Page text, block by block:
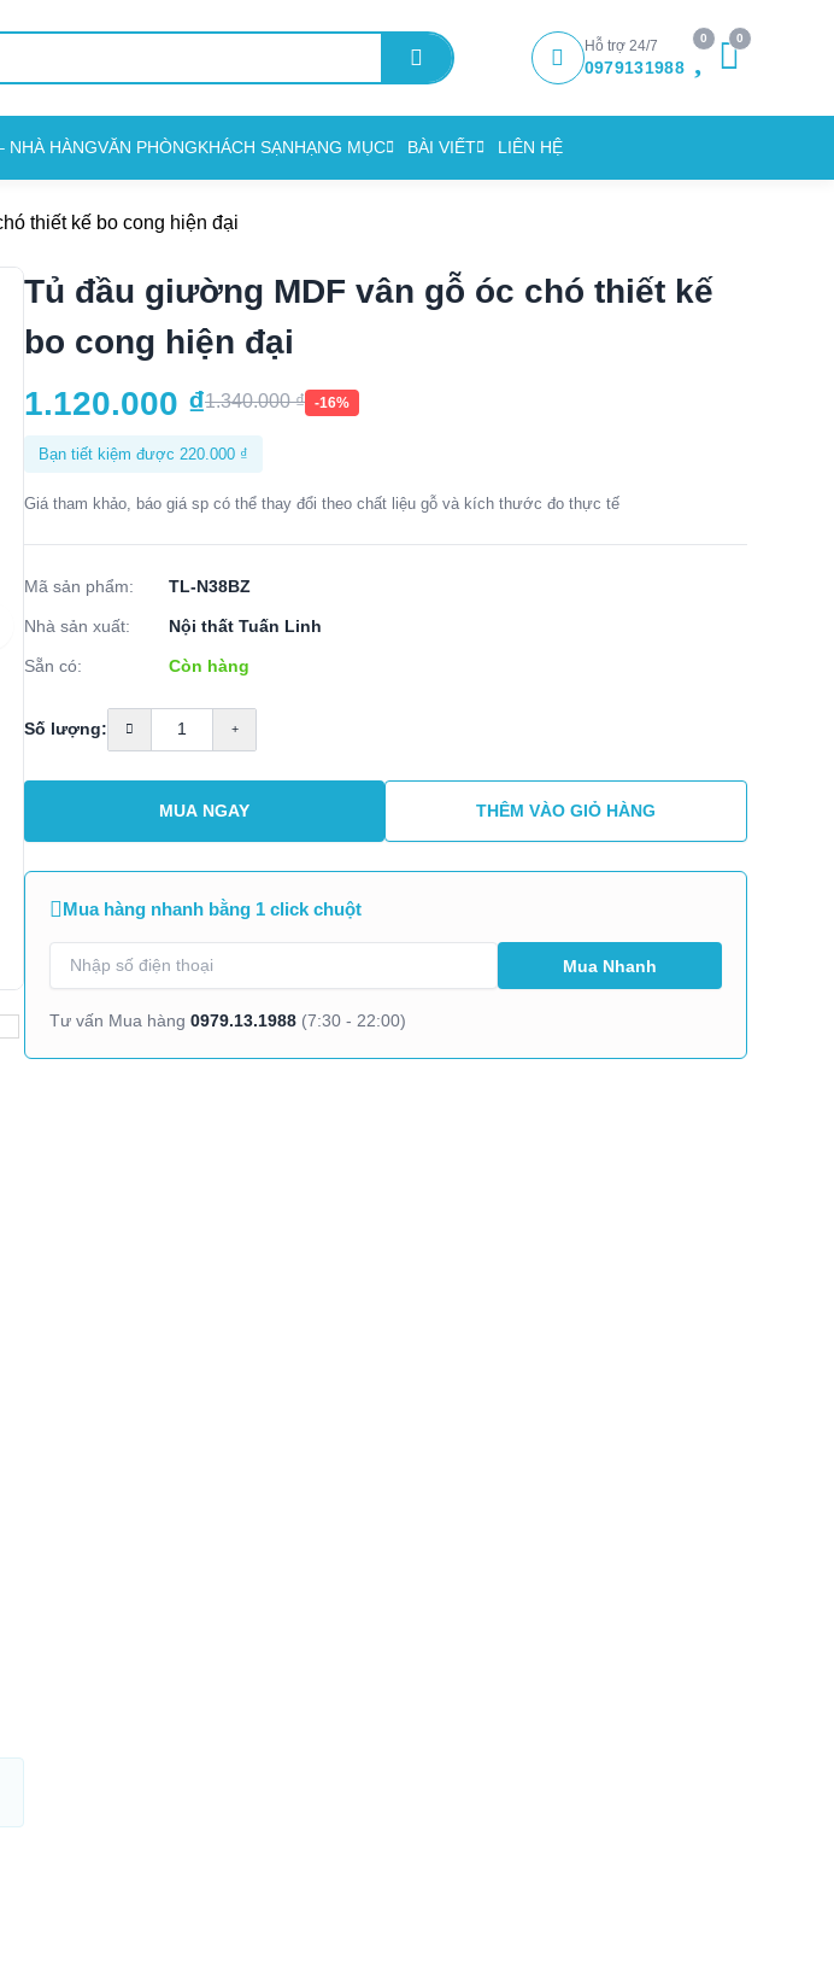
Hỗ trợ 24/7
0979131988
0 0
NHÀ HÀNGVĂN PHÒNGKHÁCH SẠNHẠNG MỤC BÀI VIẾT LIÊN HỆ
thiết kế bo cong hiện đại
Tủ đầu giường MDF vân gỗ óc chó thiết kế
bo cong hiện đại
1.120.000 ₫1.340.000₫ -16%
Bạn tiết kiệm được 220.000 ₫
Giá tham khảo, báo giá sp có thể thay đổi theo chất liệu gỗ và kích thước đo thực tế
Mã sản phẩm: TL-N38BZ
Nhà sản xuất: Nội thất Tuấn Linh
Sẵn có: Còn hàng
Số lượng:
MUA NGAY THÊM VÀO GIỎ HÀNG
Mua hàng nhanh bằng 1 click chuột
Tư vấn Mua hàng 0979.13.1988 (7:30 - 22:00)